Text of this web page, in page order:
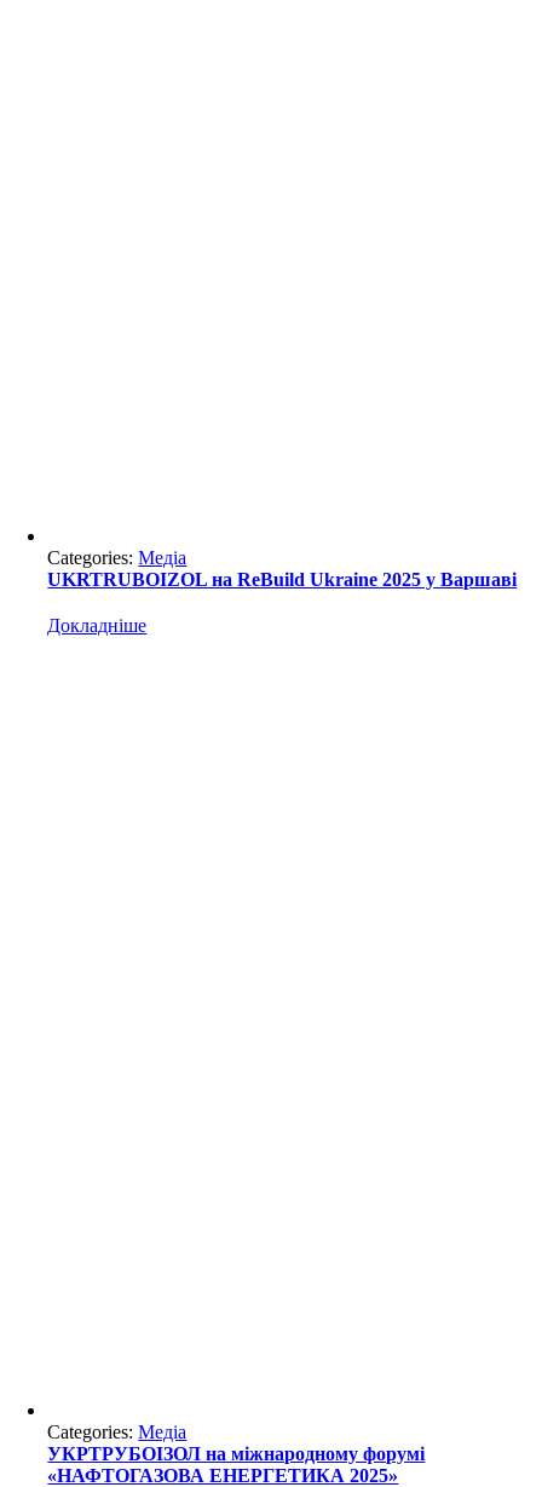
Categories:Медіа
UKRTRUBOIZOL на ReBuild Ukraine 2025 у Варшаві
Докладніше
Categories:Медіа
УКРТРУБОІЗОЛ на міжнародному форумі
«НАФТОГАЗОВА ЕНЕРГЕТИКА 2025»